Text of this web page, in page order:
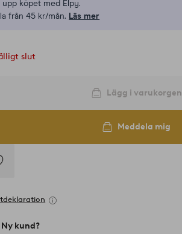
upp köpet med Elpy.
från 45 kr/mån. Läs mer
slut
Lägg i varukorgen
Meddela mig
Ny kund?